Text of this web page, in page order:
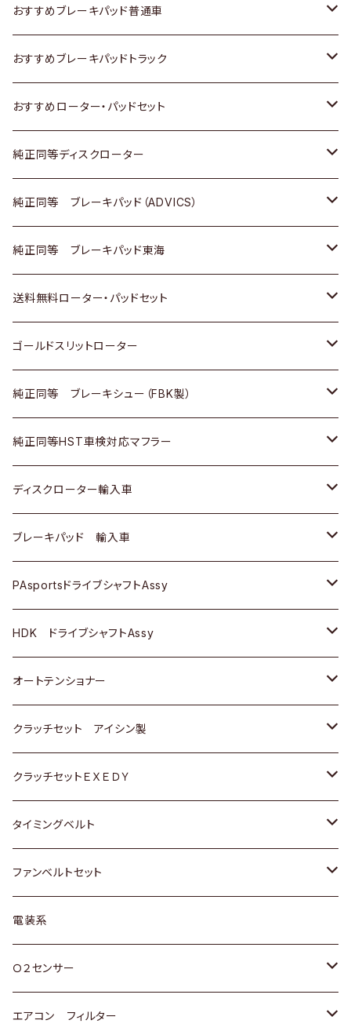
日産
いすゞ
ダイハツ
マツダ
三菱
スバル
日野
三菱ふそう
ＢＭＷ
スズキ
日産
いすゞ
ダイハツ
マツダ
三菱
日野
三菱ふそう
スズキ
日産
いすゞ
ダイハツ
三菱
日野
三菱ふそう
その他
トヨタ
ホンダ
スズキ
日産
ダイハツ
マツダ
三菱
スバル
おすすめブレーキパッド普通車
トヨタ
ホンダ
スズキ
日産
いすゞ
ダイハツ
マツダ
三菱
スバル
おすすめブレーキパッドトラック
トヨタ
日産
いすゞ
ダイハツ
マツダ
三菱
おすすめローター・パッドセット
トヨタ
ホンダ
スズキ
日産
ダイハツ
マツダ
三菱
スバル
純正同等ディスクローター
トヨタ
ホンダ
スズキ
日産
いすゞ
ダイハツ
マツダ
三菱
スバル
ＢＥＮＺ
純正同等 ブレーキパッド（ADVICS）
トヨタ
ホンダ
スズキ
日産
ダイハツ
マツダ
三菱
スバル
純正同等 ブレーキパッド東海
トヨタ
ホンダ
日産
いすゞ
ダイハツ
マツダ
三菱
スバル
送料無料ローター・パッドセット
トヨタ
ホンダ
スズキ
日産
ダイハツ
マツダ
三菱
スバル
ゴールドスリットローター
トヨタ
ホンダ
スズキ
日産
ダイハツ
マツダ
三菱
スバル
純正同等 ブレーキシュー（FBK製）
ホンダ
スズキ
日産
ダイハツ
マツダ
三菱
スバル
純正同等HST車検対応マフラー
トヨタ
ホンダ
スズキ
日産
いすゞ
ダイハツ
マツダ
三菱
スバル
日野
ディスクローター輸入車
ＡＵＤＩ
ＢＥＮＺ
ＢＭＷ
GOLF
ＷＡＧＥＮ
アストロ（シボレー）
クライスラー
ブレーキパッド 輸入車
ＢＥＮＺ
ＢＭＷ
ＷＡＧＥＮ
ＶＯＬＶＯ
PAsportsドライブシャフトAssy
トヨタ
ホンダ
スズキ
日産
ダイハツ
マツダ
三菱
スバル
HDK ドライブシャフトAssy
スズキ
ダイハツ
日産
ホンダ
マツダ
オートテンショナー
トヨタ
クラッチセット アイシン製
ホンダ
スズキ
ダイハツ
マツダ
三菱
スバル
クラッチセットＥＸＥＤＹ
ホンダ
スズキ
日産
ダイハツ
マツダ
タイミングベルト
トヨタ
スズキ
ダイハツ
三菱
ファンベルトセット
トヨタ
ホンダ
スズキ
電装系
Ｏ２センサー
トヨタ
エアコン フィルター